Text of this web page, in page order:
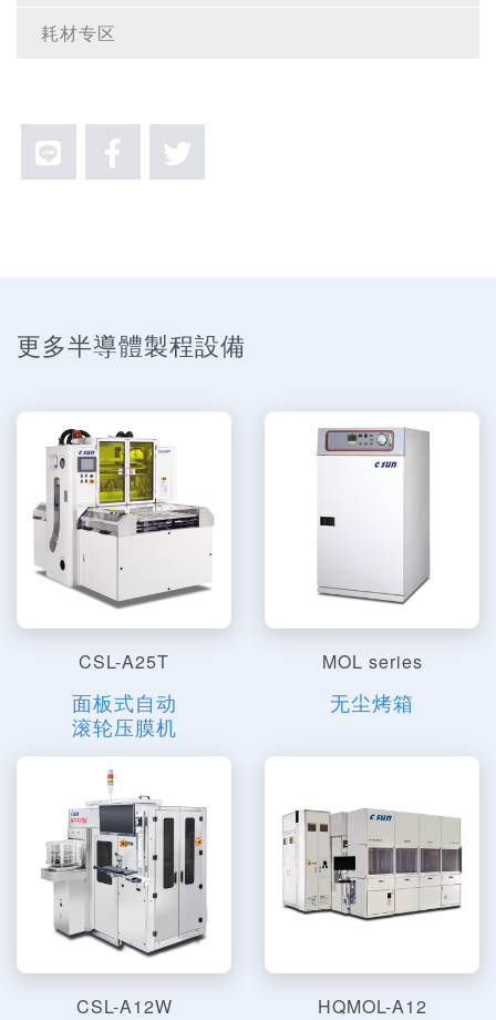
耗材专区
更多半導體製程設備
CSL-A25T
面板式自动
滚轮压膜机
MOL series
无尘烤箱
CSL-A12W HQMOL-A12